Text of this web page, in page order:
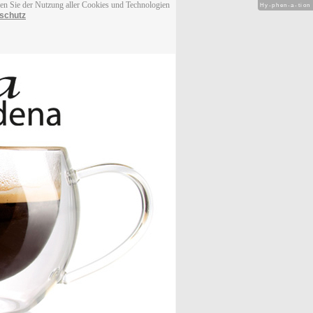
Sie der Nutzung aller Cookies und Technologien
Hy-phen-a-tion